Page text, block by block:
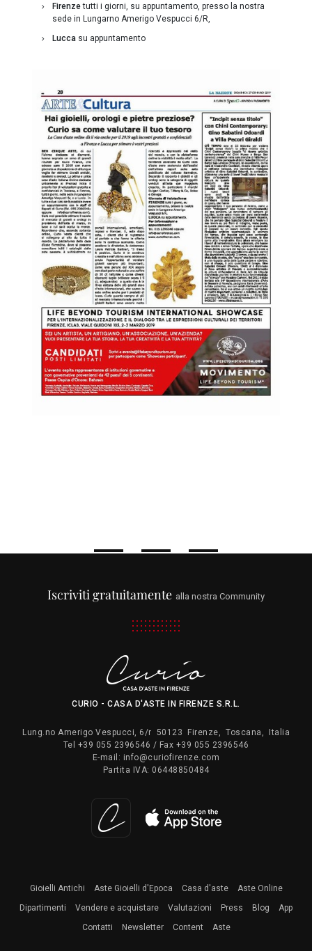
Firenzetutti i giorni, su appuntamento, presso la nostra
sede in Lungarno Amerigo Vespucci 6/R,
Lucca su appuntamento
Iscriviti gratuitamente alla nostra Community
CURIO - CASA D'ASTE IN FIRENZE S.R.L.
Lung.no Amerigo Vespucci, 6/r 50123 Firenze Toscana
Italia
Tel +39 055 2396546 / Fax +39 055 2396546
E-mail: info@curiofirenze.com
Partita IVA: 06448850484
Gioielli Antichi Aste Gioielli d'Epoca Casa d'aste
Aste Online
Dipartimenti
Vendere e acquistare Valutazioni Press Blog
App
Contatti
Newsletter Content Aste